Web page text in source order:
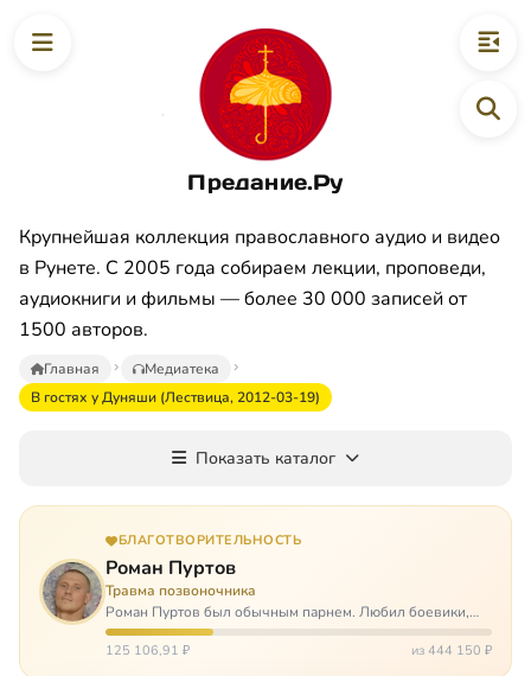
Предание.Ру
Крупнейшая коллекция православного аудио и видео
в Рунете. С 2005 года собираем лекции, проповеди,
аудиокниги и фильмы — более 30 000 записей от
1500 авторов.
Главная
Медиатека
В гостях у Дуняши (Лествица, 2012-03-19)
Показать каталог
БЛАГОТВОРИТЕЛЬНОСТЬ
Роман Пуртов
Травма позвоночника
Роман Пуртов был обычным парнем. Любил боевики,
хорошие автомобили, был не дурак поиграть в комп,
любил жену и обожал дочь. А потом, будучи
125 106,91 ₽ из 444 150 ₽